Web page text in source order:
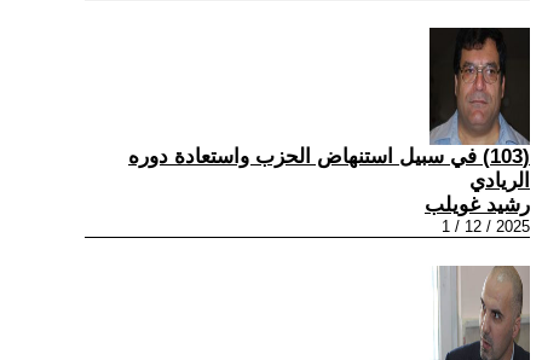
(103) في سبيل استنهاض الحزب واستعادة دوره
الريادي
رشيد غويلب
2025 / 12 / 1